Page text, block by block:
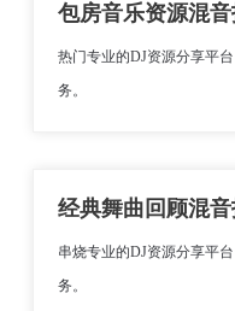
包房音乐资源混
热门专业的DJ资源分享平
务。
经典舞曲回顾混
串烧专业的DJ资源分享平
务。